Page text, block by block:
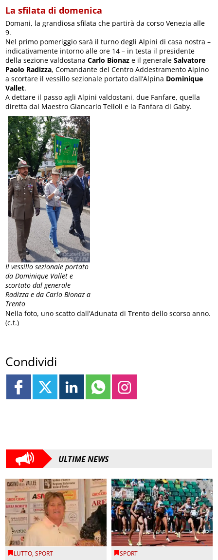
La sfilata di domenica
Domani, la grandiosa sfilata che partirà da corso Venezia alle
9.
Nel primo pomeriggio sarà il turno degli Alpini di casa nostra –
indicativamente intorno alle ore 14 – in testa il presidente
della sezione valdostanaCarlo Bionaz e il generale Salvatore
Paolo Radizza, Comandante del Centro Addestramento Alpino
a scortare il vessillo sezionale portato dall’Alpina Dominique
Vallet.
A dettare il passo agli Alpini valdostani, due Fanfare, quella
diretta dal Maestro Giancarlo Telloli e la Fanfara di Gaby.
Il vessillo sezionale portato
da Dominique Vallet e
scortato dal generale
Radizza e da Carlo Bionaz a
Trento
Nella foto, uno scatto dall’Adunata di Trento dello scorso anno.
(c.t.)
Condividi
ULTIME NEWS
LUTTO,SPORT SPORT